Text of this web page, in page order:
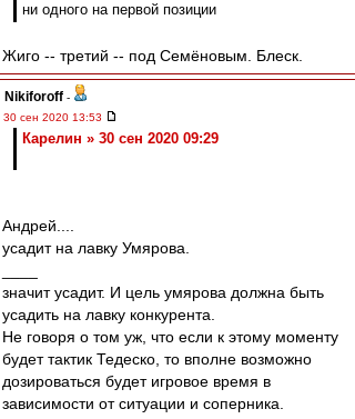
ни одного на первой позиции
Жиго -- третий -- под Семёновым. Блеск.
Nikiforoff -
30 сен 2020 13:53
Карелин » 30 сен 2020 09:29
Андрей....
усадит на лавку Умярова.
значит усадит. И цель умярова должна быть
усадить на лавку конкурента.
Не говоря о том уж, что если к этому моменту
будет тактик Тедеско, то вполне возможно
дозироваться будет игровое время в
зависимости от ситуации и соперника.